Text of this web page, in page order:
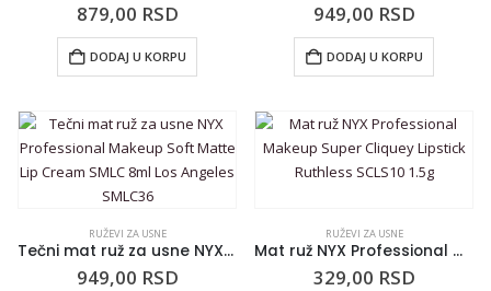
879,00 RSD
DODAJ U KORPU
949,00 RSD
DODAJ U KORPU
RUŽEVI ZA USNE
Tečni mat ruž za usne NYX Professional Makeup Soft Matte Lip Cream SMLC 8ml Los Angeles SMLC36
949,00 RSD
RUŽEVI ZA USNE
Mat ruž NYX Professional Makeup Super Cliquey Lipstick Ruthless SCLS10 1.5g
329,00 RSD